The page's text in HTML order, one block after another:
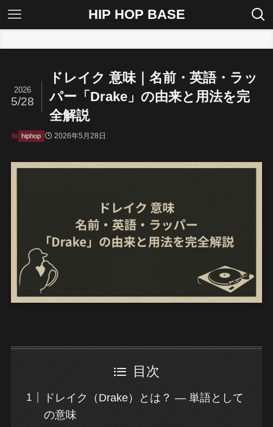
HIP HOP BASE
ドレイク 意味｜名前・英語・ラッ
パー「Drake」の由来と用法を完
全解説
2026
5/28
hiphop 2026年5月28日
目次
ドレイク（Drake）とは？ — 単語として
の意味